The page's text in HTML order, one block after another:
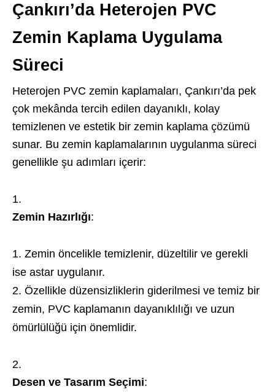
Çankırı’da Heterojen PVC
Zemin Kaplama Uygulama
Süreci
Heterojen PVC zemin kaplamaları, Çankırı’da pek
çok mekânda tercih edilen dayanıklı, kolay
temizlenen ve estetik bir zemin kaplama çözümü
sunar. Bu zemin kaplamalarının uygulanma süreci
genellikle şu adımları içerir:
Zemin Hazırlığı:
Zemin öncelikle temizlenir, düzeltilir ve gerekli
ise astar uygulanır.
Özellikle düzensizliklerin giderilmesi ve temiz bir
zemin, PVC kaplamanın dayanıklılığı ve uzun
ömürlülüğü için önemlidir.
Desen ve Tasarım Seçimi: